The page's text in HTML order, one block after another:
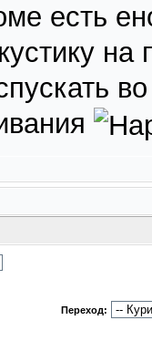
есть
Переход: